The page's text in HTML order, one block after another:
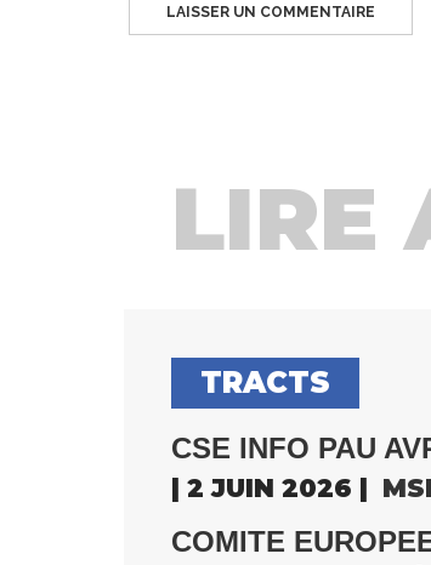
LIRE
TRACTS
CSE INFO PAU
| 2 JUIN 2026 | MSI
COMITE